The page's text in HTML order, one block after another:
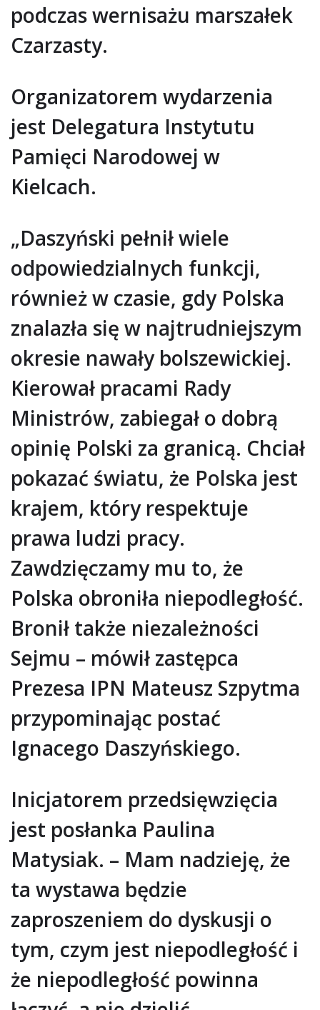
podczas wernisażu marszałek
Czarzasty.
Organizatorem wydarzenia
jest Delegatura Instytutu
Pamięci Narodowej w
Kielcach.
„Daszyński pełnił wiele
odpowiedzialnych funkcji,
również w czasie, gdy Polska
znalazła się w najtrudniejszym
okresie nawały bolszewickiej.
Kierował pracami Rady
Ministrów, zabiegał o dobrą
opinię Polski za granicą. Chciał
pokazać światu, że Polska jest
krajem, który respektuje
prawa ludzi pracy.
Zawdzięczamy mu to, że
Polska obroniła niepodległość.
Bronił także niezależności
Sejmu – mówił zastępca
Prezesa IPN Mateusz Szpytma
przypominając postać
Ignacego Daszyńskiego.
Inicjatorem przedsięwzięcia
jest posłanka Paulina
Matysiak. – Mam nadzieję, że
ta wystawa będzie
zaproszeniem do dyskusji o
tym, czym jest niepodległość i
że niepodległość powinna